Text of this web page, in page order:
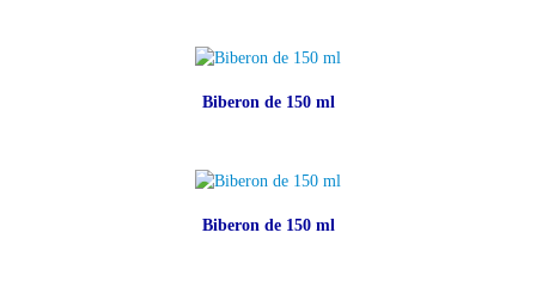
Biberon de 150 ml
Biberon de 150 ml